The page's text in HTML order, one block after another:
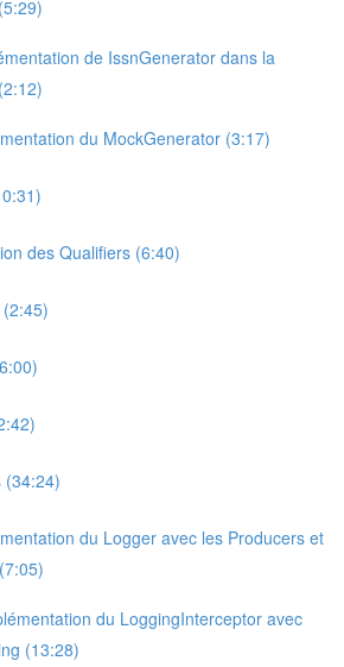
de IssnGenerator dans la
du MockGenerator (3:17)
des Qualifiers (6:40)
(34:24)
du Logger avec les Producers et
du LoggingInterceptor avec
(13:28)